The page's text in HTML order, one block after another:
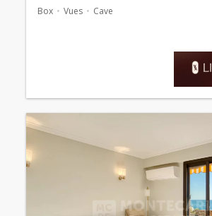
Box Vues Cave